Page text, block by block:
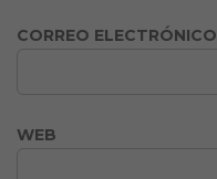
CORREO ELECTRÓNICO
WEB